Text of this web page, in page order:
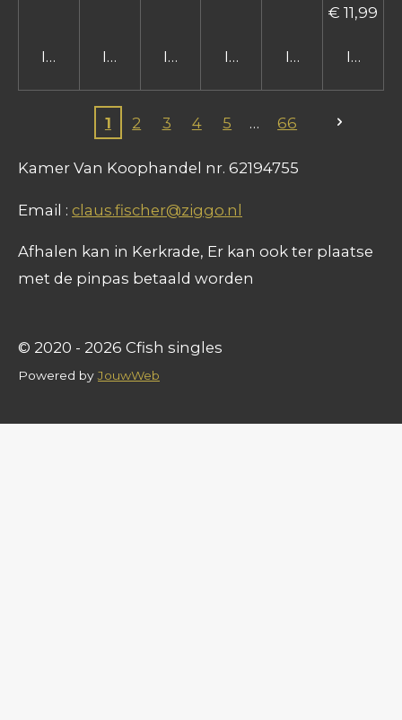
In winkelwagenIn winkelwagenIn winkelwagenIn winkelwagen
In
€ 11,99
In
1 2 3 4 5 66
Kamer Van Koophandel nr. 62194755
Email : claus.fischer@ziggo.nl
Afhalen kan in Kerkrade, Er kan ook ter plaatse
met de pinpas betaald worden
© 2020 - 2026 Cfish singles
Powered byJouwWeb